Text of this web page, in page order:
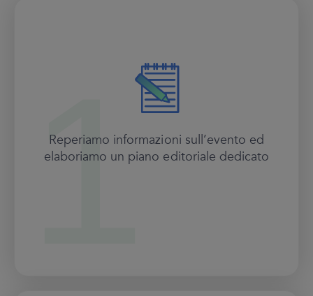
Reperiamo informazioni sull’evento ed
elaboriamo un piano editoriale dedicato